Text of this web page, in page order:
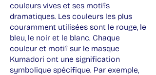
couleurs vives et ses motifs
dramatiques. Les couleurs les plus
couramment utilisées sont le rouge, le
bleu, le noir et le blanc. Chaque
couleur et motif sur le masque
Kumadori ont une signification
symbolique spécifique. Par exemple,